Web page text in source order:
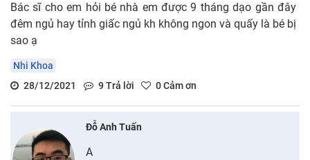
Bác sĩ cho em hỏi bé nhà em được 9 tháng dạo gần đây
đêm ngủ hay tỉnh giấc ngủ kh không ngon và quấy là bé bị
sao ạ
Nhi Khoa
28/12/2021
9Trả lời 0Cảm ơn
Đỗ Anh Tuấn
A